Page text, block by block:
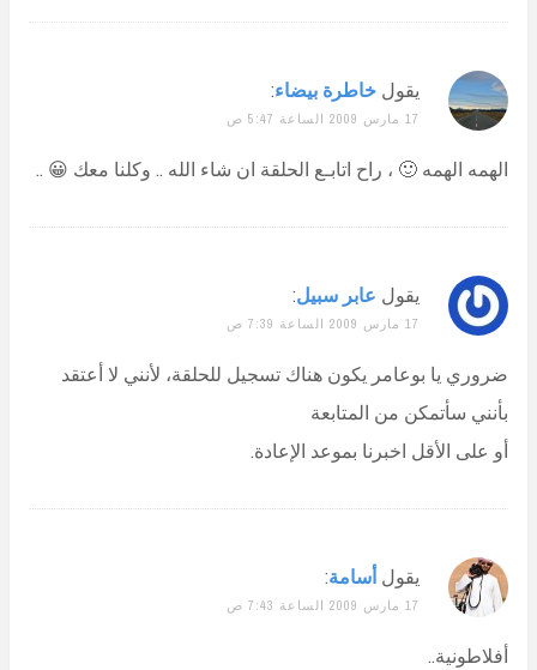
يقول خاطرة بيضاء:
17 مارس 2009 الساعة 5:47 ص
الهمه الهمه 🙂 ، راح اتابـع الحلقة ان شاء الله .. وكلنا معك 😀 ..
يقول عابر سبيل:
17 مارس 2009 الساعة 7:39 ص
ضروري يا بوعامر يكون هناك تسجيل للحلقة، لأنني لا أعتقد
بأنني سأتمكن من المتابعة
أو على الأقل اخبرنا بموعد الإعادة.
يقول أسامة:
17 مارس 2009 الساعة 7:43 ص
أفلاطونية..